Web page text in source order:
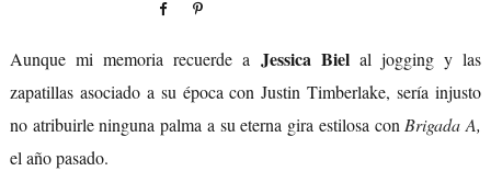
Aunque mi memoria recuerde a Jessica Bielal jogging y las
zapatillas asociado a su época con Justin Timberlake, sería injusto
no atribuirle ninguna palma a su eterna gira estilosa conBrigada A,
el año pasado.